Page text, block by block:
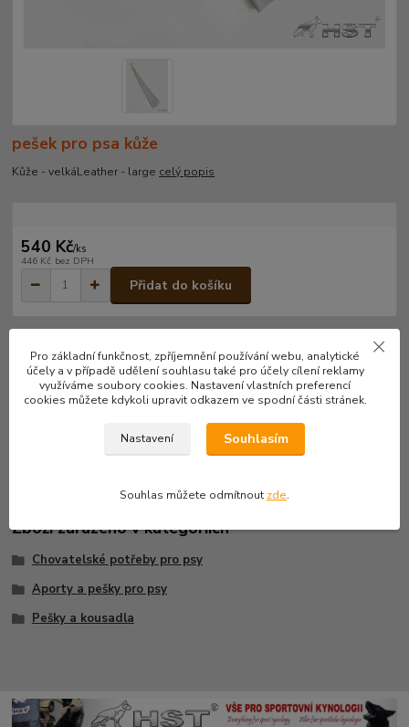
pešek pro psa kůže
Kůže - velkáLeather - large celý popis
540 Kč/ks
446 Kč bez DPH
Přidat do košíku
Kompletní specifikace
Leather - large
Zboží zařazeno v kategoriích
Chovatelské potřeby pro psy
Aporty a pešky pro psy
Pešky a kousadla
Pro základní funkčnost, zpříjemnění používání webu, analytické
účely a v případě udělení souhlasu také pro účely cílení reklamy
využíváme soubory cookies. Nastavení vlastních preferencí
cookies můžete kdykoli upravit odkazem ve spodní části stránek.
Nastavení Souhlasím
Souhlas můžete odmítnout zde.